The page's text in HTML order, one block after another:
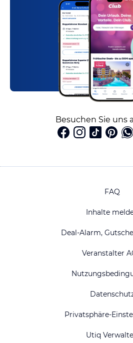
Besuchen Sie uns
FAQ
Inhalte
Deal-Alarm,
Veranstalter
Privatsphäre-
Utiq